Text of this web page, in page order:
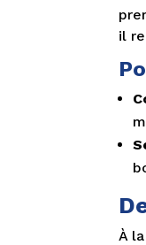
il
À la